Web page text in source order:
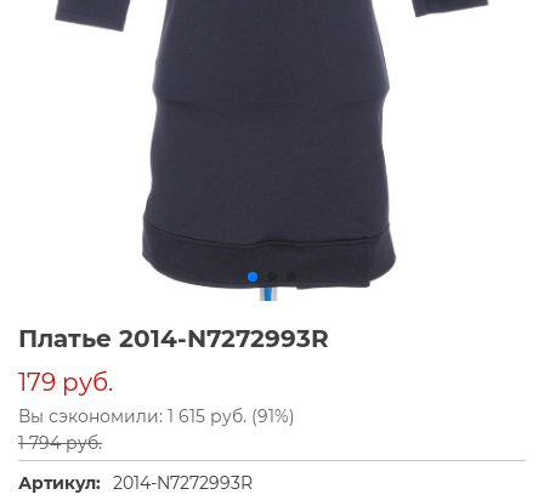
Платье 2014-N7272993R
179 руб.
Вы сэкономили: 1 615 руб. (91%)
1 794 руб.
Артикул: 2014-N7272993R